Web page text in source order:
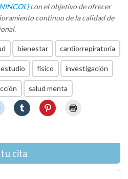
con el objetivo de ofrecer
continuo de la calidad de
bienestar cardiorrepiratoria
estudio físico investigación
salud menta
Haz
clic
(Se
abre
en
una
Haz
clic
(Se
en
una
Haz
clic
(Se
una
en
nueva)
cita